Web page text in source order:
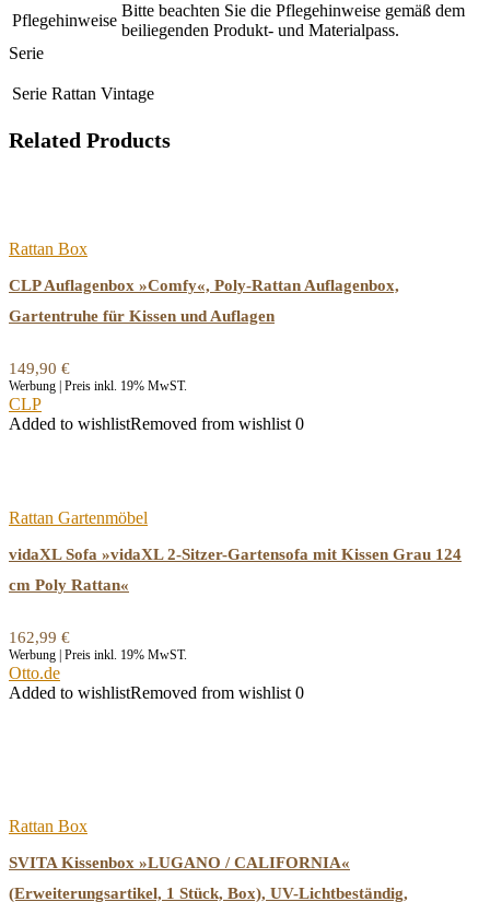
Pflegehinweise
Bitte beachten Sie die Pflegehinweise gemäß dem
beiliegenden Produkt- und Materialpass.
Serie
Serie Rattan Vintage
Related Products
Rattan Box
CLP Auflagenbox »Comfy«, Poly-Rattan Auflagenbox,
Gartentruhe für Kissen und Auflagen
149,90 €
Werbung | Preis inkl. 19% MwST.
CLP
Added to wishlistRemoved from wishlist 0
Rattan Gartenmöbel
vidaXL Sofa »vidaXL 2-Sitzer-Gartensofa mit Kissen Grau 124
cm Poly Rattan«
162,99 €
Werbung | Preis inkl. 19% MwST.
Otto.de
Added to wishlistRemoved from wishlist 0
Rattan Box
SVITA Kissenbox »LUGANO / CALIFORNIA«
(Erweiterungsartikel, 1 Stück, Box), UV-Lichtbeständig,